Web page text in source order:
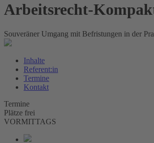
Arbeitsrecht-
Souveräner Umgang mit ­Befristungen in der
Inhalte
Referent:in
Termine
Kontakt
Termine
Plätze frei
VORMITTAGS